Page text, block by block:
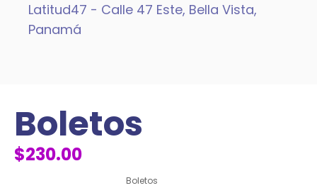
Latitud47 - Calle 47 Este, Bella Vista,
Panamá
Boletos
$230.00
Boletos